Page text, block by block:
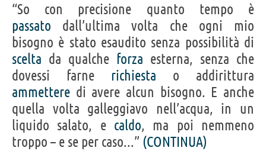
“So con precisione quanto tempo è
passato dall’ultima volta che ogni mio
bisogno è stato esaudito senza possibilità di
scelta da qualche forza esterna, senza che
dovessi farne richiesta o addirittura
ammettere di avere alcun bisogno. E anche
quella volta galleggiavo nell’acqua, in un
liquido salato, e caldo, ma poi nemmeno
troppo – e se per caso...” (CONTINUA)